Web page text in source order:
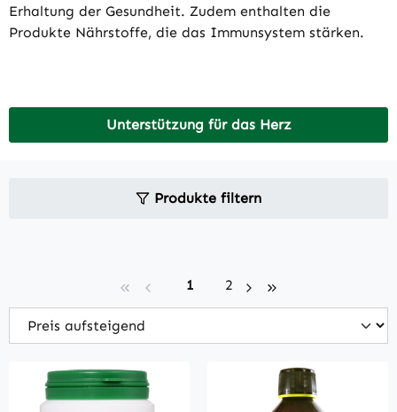
Erhaltung der Gesundheit. Zudem enthalten die
Produkte Nährstoffe, die das Immunsystem stärken.
Unterstützung für das Herz
Produkte filtern
Seite
1 Seite
2